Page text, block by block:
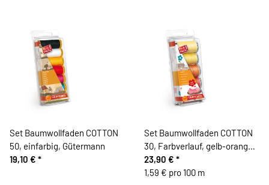
Set Baumwollfaden COTTON
50, einfarbig, Gütermann
19,10 € *
Set Baumwollfaden COTTON
30, Farbverlauf, gelb-orange,
Gütermann
23,90 € *
1,59 € pro 100 m